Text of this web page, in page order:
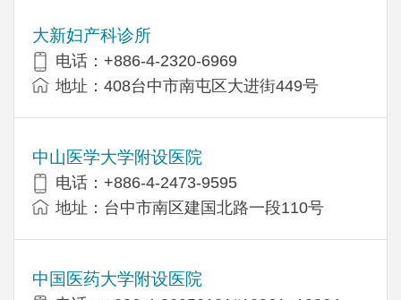
大新妇产科诊所
电话：+886-4-2320-6969
地址：408台中市南屯区大进街449号
中山医学大学附设医院
电话：+886-4-2473-9595
地址：台中市南区建国北路一段110号
中国医药大学附设医院